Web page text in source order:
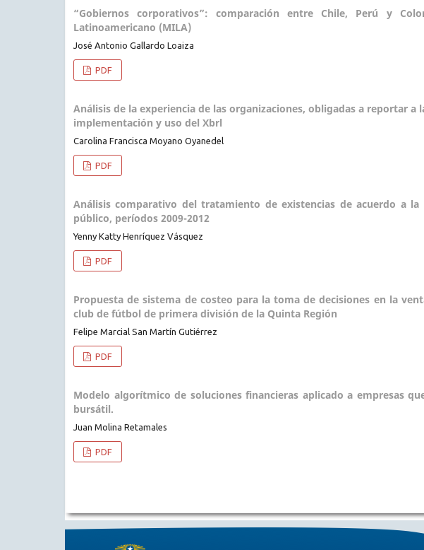
“Gobiernos corporativos”: comparación entre Chile, Perú y
Latinoamericano (MILA)
José Antonio Gallardo Loaiza
PDF
Análisis de la experiencia de las organizaciones, obligadas a reportar a
implementación y uso del Xbrl
Carolina Francisca Moyano Oyanedel
PDF
Análisis comparativo del tratamiento de existencias de acuerdo a
público, períodos 2009-2012
Yenny Katty Henríquez Vásquez
PDF
Propuesta de sistema de costeo para la toma de decisiones en la
club de fútbol de primera división de la Quinta Región
Felipe Marcial San Martín Gutiérrez
PDF
Modelo algorítmico de soluciones financieras aplicado a empresas
bursátil.
Juan Molina Retamales
PDF